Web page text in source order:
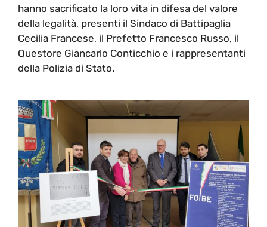
hanno sacrificato la loro vita in difesa del valore
della legalità, presenti il Sindaco di Battipaglia
Cecilia Francese, il Prefetto Francesco Russo, il
Questore Giancarlo Conticchio e i rappresentanti
della Polizia di Stato.